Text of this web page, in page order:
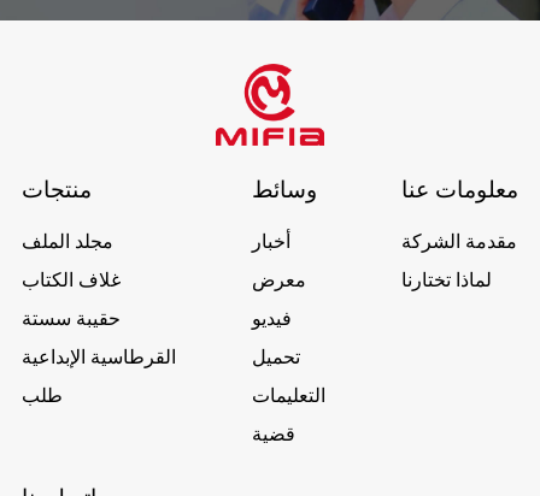
منتجات
مجلد الملف
غلاف الكتاب
حقيبة سستة
القرطاسية الإبداعية
طلب
وسائط
أخبار
معرض
فيديو
تحميل
التعليمات
قضية
معلومات عنا
مقدمة الشركة
لماذا تختارنا